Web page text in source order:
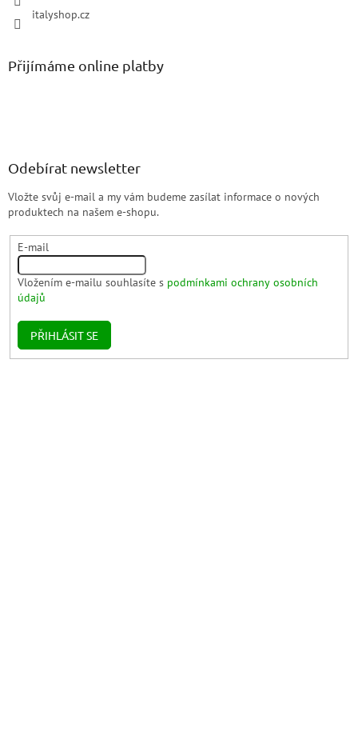
italyshop.cz
Přijímáme online platby
Odebírat newsletter
Vložte svůj e-mail a my vám budeme zasílat informace o nových
produktech na našem e-shopu.
E-mail
Vložením e-mailu souhlasíte s podmínkami ochrany osobních
údajů
PŘIHLÁSIT SE